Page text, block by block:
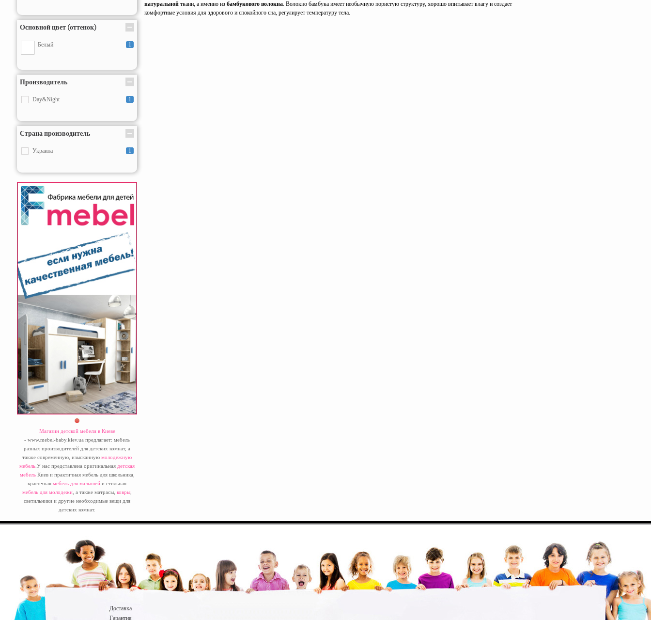
Основной цвет (оттенок)
Белый 1
Производитель
Day&Night 1
Страна производитель
Украина 1
Магазин детской мебели в Киеве
- www.mebel-baby.kiev.ua предлагает: мебель
разных производителей для детских комнат, а
также современную, изысканную молодежную
мебель .У нас представлена оригинальная детская
мебельКиев и практичная мебель для школьника,
красочная мебель для малышей и стильная
мебель для молодежи , а также матрасы, ковры
светильники и другие необходимые вещи для
детских комнат.
натуральной ткани, а именно из бамбукового волокна. Волокно бамбука имеет необычную пористую структуру, хорошо впитывает влагу и создает
комфортные условия для здорового и спокойного сна, регулирует температуру тела.
Доставка
Гарантия